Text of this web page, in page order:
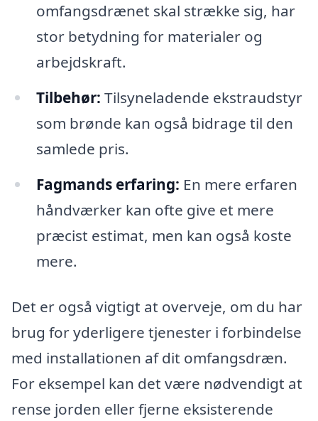
omfangsdrænet skal strække sig, har
stor betydning for materialer og
arbejdskraft.
Tilbehør: Tilsyneladende ekstraudstyr
som brønde kan også bidrage til den
samlede pris.
Fagmands erfaring: En mere erfaren
håndværker kan ofte give et mere
præcist estimat, men kan også koste
mere.
Det er også vigtigt at overveje, om du har
brug for yderligere tjenester i forbindelse
med installationen af dit omfangsdræn.
For eksempel kan det være nødvendigt at
rense jorden eller fjerne eksisterende